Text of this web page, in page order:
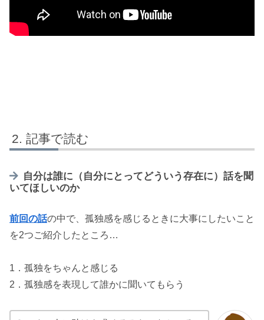
記事で読む
自分は誰に（自分にとってどういう存在に）話を聞
いてほしいのか
前回の話の中で、孤独感を感じるときに大事にしたいこと
を2つご紹介したところ…
1．孤独をちゃんと感じる
2．孤独感を表現して誰かに聞いてもらう